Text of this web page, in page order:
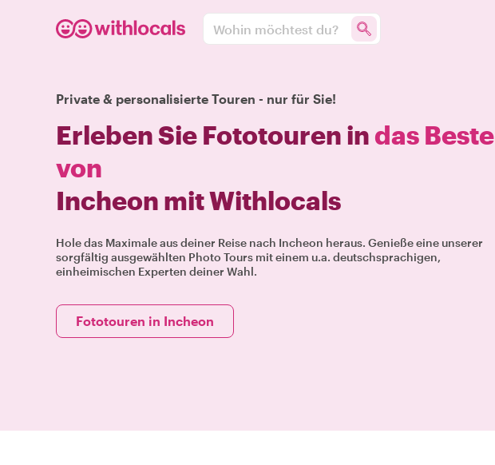
Wohin möchtest du?
Private & personalisierte Touren - nur für Sie!
Erleben Sie Fototouren indas Beste
von
Incheon mit Withlocals
Hole das Maximale aus deiner Reise nach Incheon heraus. Genieße eine unserer
sorgfältig ausgewählten Photo Tours mit einem u.a. deutschsprachigen,
einheimischen Experten deiner Wahl.
Fototouren in Incheon